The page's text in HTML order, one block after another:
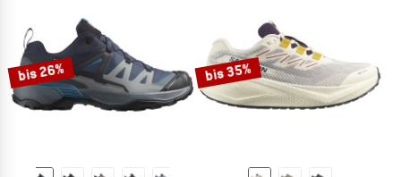
bis 26% bis 35%